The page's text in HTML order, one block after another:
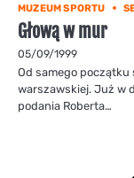
MUZEUM SPORTU
Głową w mur
05/09/1999
Od samego
warszawskiej. Już w
podania Roberta…